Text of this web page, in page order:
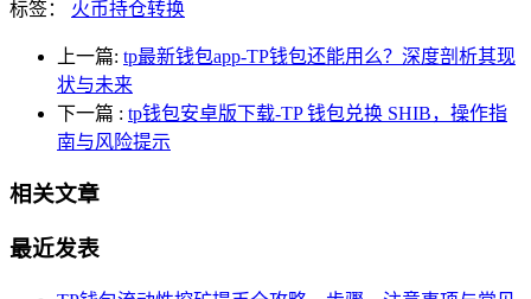
标签： 火币持仓转换
上一篇: tp最新钱包app-TP钱包还能用么？深度剖析其现
状与未来
下一篇 : tp钱包安卓版下载-TP 钱包兑换 SHIB，操作指
南与风险提示
相关文章
最近发表